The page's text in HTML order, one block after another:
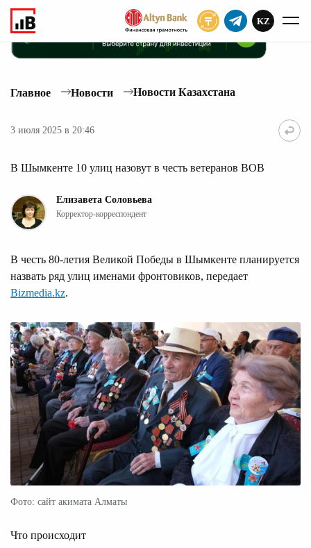
KZ
Главное Новости Новости Казахстана
3 июля 2025 в 20:46
В Шымкенте 10 улиц назовут в честь ветеранов ВОВ
Елизавета Соловьева
Корректор-корреспондент
В честь 80-летия Великой Победы в Шымкенте планируется
назвать ряд улиц именами фронтовиков, передает
Bizmedia.kz.
Фото: сайт акимата Алматы
Что происходит